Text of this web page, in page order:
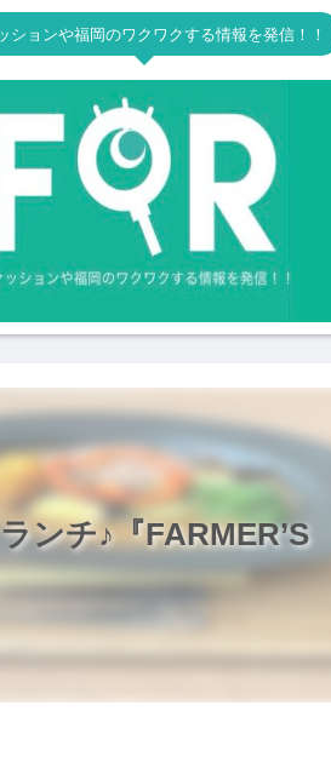
ションや福岡のワクワクする情報を発信！！
ンチ♪『FARMER’S